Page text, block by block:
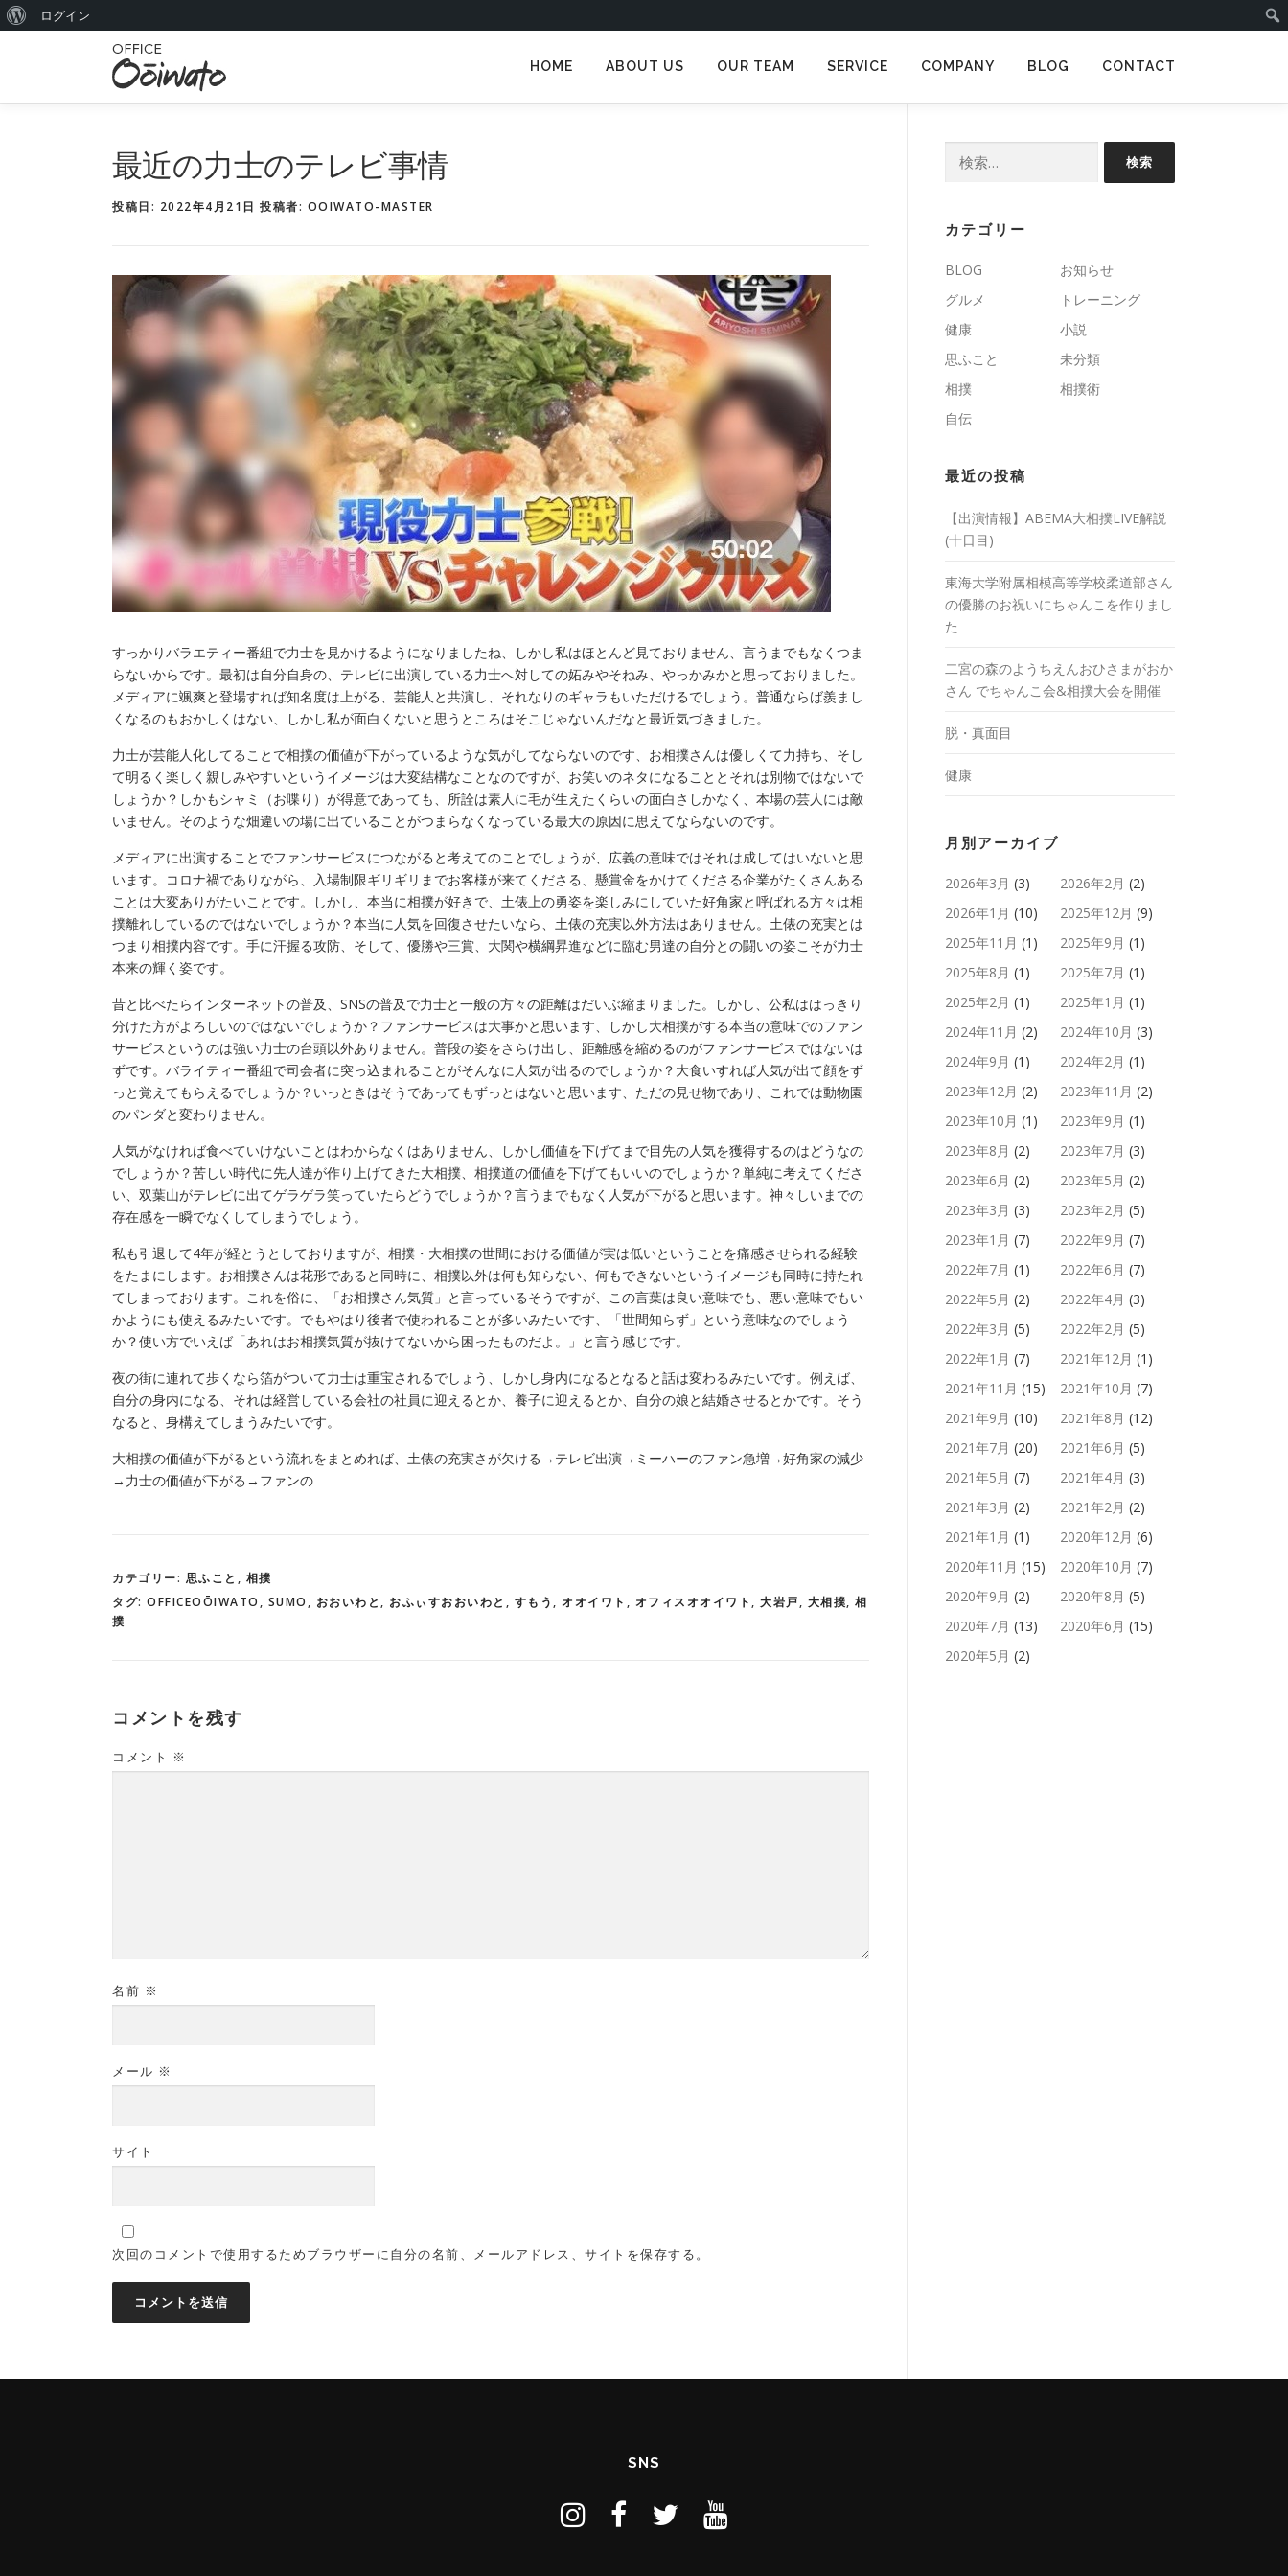
ン
HOME ABOUT US OUR TEAM SERVICE COMPANY BLOG CONTACT
最近の力士のテレビ事情
投稿日: 2022年4月21日 投稿者: OOIWATO-MASTER
すっかりバラエティー番組で力士を見かけるようになりましたね、しかし私はほとんど見ておりません、言うまでもなくつま
らないからです。最初は自分自身の、テレビに出演している力士へ対しての妬みやそねみ、やっかみかと思っておりました。
メディアに颯爽と登場すれば知名度は上がる、芸能人と共演し、それなりのギャラもいただけるでしょう。普通ならば羨まし
くなるのもおかしくはない、しかし私が面白くないと思うところはそこじゃないんだなと最近気づきました。
力士が芸能人化してることで相撲の価値が下がっているような気がしてならないのです、お相撲さんは優しくて力持ち、そし
て明るく楽しく親しみやすいというイメージは大変結構なことなのですが、お笑いのネタになることとそれは別物ではないで
しょうか？しかもシャミ（お喋り）が得意であっても、所詮は素人に毛が生えたくらいの面白さしかなく、本場の芸人には敵
いません。そのような畑違いの場に出ていることがつまらなくなっている最大の原因に思えてならないのです。
メディアに出演することでファンサービスにつながると考えてのことでしょうが、広義の意味ではそれは成してはいないと思
います。コロナ禍でありながら、入場制限ギリギリまでお客様が来てくださる、懸賞金をかけてくださる企業がたくさんある
ことは大変ありがたいことです。しかし、本当に相撲が好きで、土俵上の勇姿を楽しみにしていた好角家と呼ばれる方々は相
撲離れしているのではないでしょうか？本当に人気を回復させたいなら、土俵の充実以外方法はありません。土俵の充実とは
つまり相撲内容です。手に汗握る攻防、そして、優勝や三賞、大関や横綱昇進などに臨む男達の自分との闘いの姿こそが力士
本来の輝く姿です。
昔と比べたらインターネットの普及、SNSの普及で力士と一般の方々の距離はだいぶ縮まりました。しかし、公私ははっきり
分けた方がよろしいのではないでしょうか？ファンサービスは大事かと思います、しかし大相撲がする本当の意味でのファン
サービスというのは強い力士の台頭以外ありません。普段の姿をさらけ出し、距離感を縮めるのがファンサービスではないは
ずです。バライティー番組で司会者に突っ込まれることがそんなに人気が出るのでしょうか？大食いすれば人気が出て顔をず
っと覚えてもらえるでしょうか？いっときはそうであってもずっとはないと思います、ただの見せ物であり、これでは動物園
のパンダと変わりません。
人気がなければ食べていけないことはわからなくはありません、しかし価値を下げてまで目先の人気を獲得するのはどうなの
でしょうか？苦しい時代に先人達が作り上げてきた大相撲、相撲道の価値を下げてもいいのでしょうか？単純に考えてくださ
い、双葉山がテレビに出てゲラゲラ笑っていたらどうでしょうか？言うまでもなく人気が下がると思います。神々しいまでの
存在感を一瞬でなくしてしまうでしょう。
私も引退して4年が経とうとしておりますが、相撲・大相撲の世間における価値が実は低いということを痛感させられる経験
をたまにします。お相撲さんは花形であると同時に、相撲以外は何も知らない、何もできないというイメージも同時に持たれ
てしまっております。これを俗に、「お相撲さん気質」と言っているそうですが、この言葉は良い意味でも、悪い意味でもい
かようにも使えるみたいです。でもやはり後者で使われることが多いみたいです、「世間知らず」という意味なのでしょう
か？使い方でいえば「あれはお相撲気質が抜けてないから困ったものだよ。」と言う感じです。
夜の街に連れて歩くなら箔がついて力士は重宝されるでしょう、しかし身内になるとなると話は変わるみたいです。例えば、
自分の身内になる、それは経営している会社の社員に迎えるとか、養子に迎えるとか、自分の娘と結婚させるとかです。そう
なると、身構えてしまうみたいです。
大相撲の価値が下がるという流れをまとめれば、土俵の充実さが欠ける→テレビ出演→ミーハーのファン急増→好角家の減少
→力士の価値が下がる→ファンの
カテゴリー: 思ふこと , 相撲
タグ: OFFICEOŌIWATO , SUMO , おおいわと , おふぃすおおいわと , すもう , オオイワト , オフィスオオイワト , 大岩戸, 大相撲, 相
撲
コメントを残す
コメント ※
名前 ※
メール ※
サイト
次回のコメントで使用するためブラウザーに自分の名前、メールアドレス、サイトを保存する。
カテゴリー
BLOG
お知らせ
グルメ
トレーニング
健康
小説
思ふこと
未分類
相撲
相撲術
自伝
最近の投稿
【出演情報】ABEMA大相撲LIVE解説
(十日目)
東海大学附属相模高等学校柔道部さん
の優勝のお祝いにちゃんこを作りまし
た
二宮の森のようちえんおひさまがおか
さん でちゃんこ会&相撲大会を開催
脱・真面目
健康
月別アーカイブ
2026年3月 (3) 2026年2月 (2)
2026年1月 (10) 2025年12月 (9)
2025年11月 (1) 2025年9月 (1)
2025年8月 (1) 2025年7月 (1)
2025年2月 (1) 2025年1月 (1)
2024年11月 (2) 2024年10月 (3)
2024年9月 (1) 2024年2月 (1)
2023年12月 (2) 2023年11月 (2)
2023年10月 (1) 2023年9月 (1)
2023年8月 (2) 2023年7月 (3)
2023年6月 (2) 2023年5月 (2)
2023年3月 (3) 2023年2月 (5)
2023年1月 (7) 2022年9月 (7)
2022年7月 (1) 2022年6月 (7)
2022年5月 (2) 2022年4月 (3)
2022年3月 (5) 2022年2月 (5)
2022年1月 (7) 2021年12月 (1)
2021年11月 (15) 2021年10月 (7)
2021年9月 (10) 2021年8月 (12)
2021年7月 (20) 2021年6月 (5)
2021年5月 (7) 2021年4月 (3)
2021年3月 (2) 2021年2月 (2)
2021年1月 (1) 2020年12月 (6)
2020年11月 (15) 2020年10月 (7)
2020年9月 (2) 2020年8月 (5)
2020年7月 (13) 2020年6月 (15)
2020年5月 (2)
SNS
d
ログイン